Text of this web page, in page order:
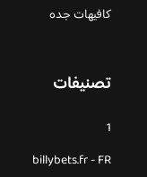
كافيهات جده
تصنيفات
1
billybets.fr - FR